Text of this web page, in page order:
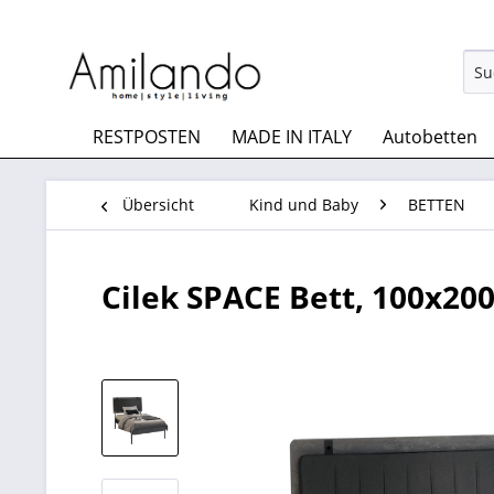
RESTPOSTEN MADE IN ITALY Autobetten
Übersicht Kind und Baby BETTEN
Cilek SPACE Bett,